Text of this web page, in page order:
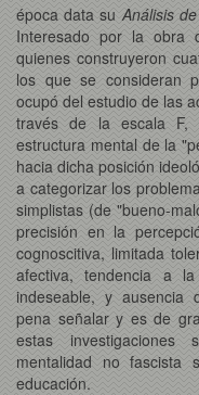
época data su Análisis
Interesado por la obra
quienes construyeron
los que se consideran
ocupó del estudio de las
través de la escala F,
estructura mental de la
hacia dicha posición
a categorizar los
simplistas (de "bueno-
precisión en la
cognoscitiva, limitada
afectiva, tendencia a
indeseable, y ausencia
pena señalar y es de
estas
mentalidad no
educación.